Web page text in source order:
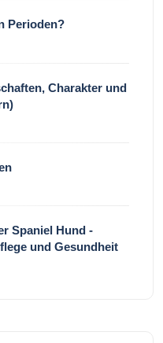
Perioden?
Charakter und
Spaniel Hund -
und Gesundheit